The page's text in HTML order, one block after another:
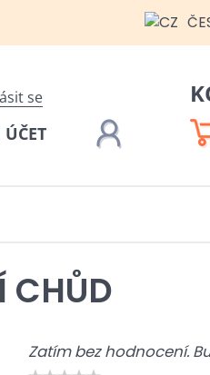
se
CHŮD
Zatím bez hodnocení.